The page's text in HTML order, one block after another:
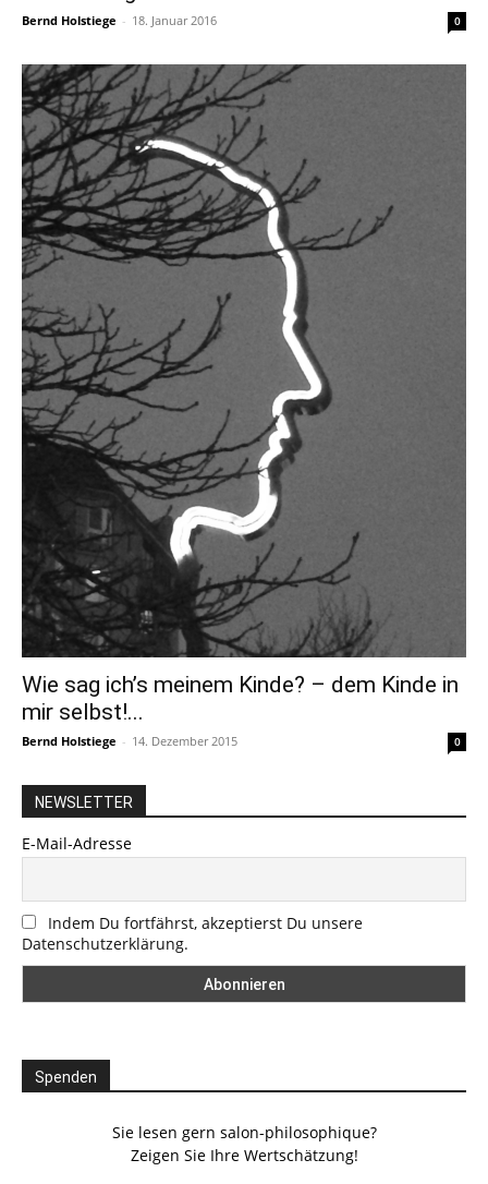
Bernd Holstiege - 18. Januar 2016 0
Wie sag ich’s meinem Kinde? – dem Kinde in
mir selbst!...
Bernd Holstiege - 14. Dezember 2015 0
NEWSLETTER
E-Mail-Adresse
Indem Du fortfährst, akzeptierst Du unsere
Datenschutzerklärung.
Spenden
Sie lesen gern salon-philosophique?
Zeigen Sie Ihre Wertschätzung!